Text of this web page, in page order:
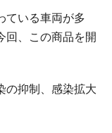
ている車両が多
回、この商品を開
の抑制、感染拡大